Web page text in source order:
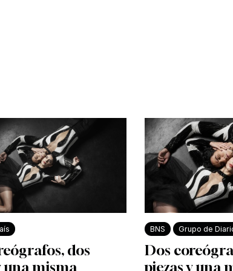
dos
una misma
BNS Grupo de
Dos
piezas y una